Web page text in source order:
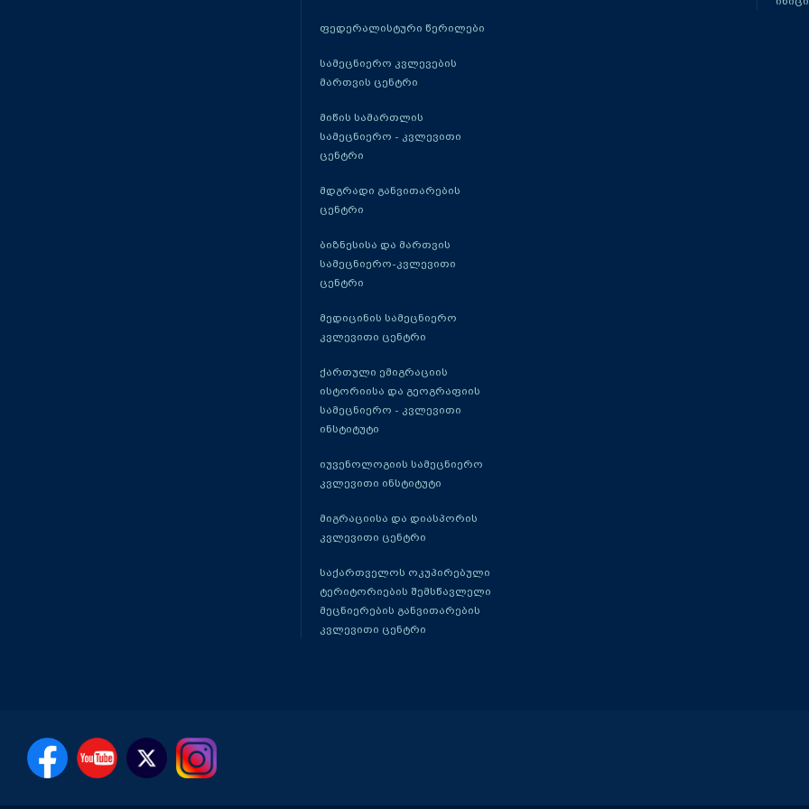
ფედერალისტური წერილები
სამეცნიერო კვლევების
მართვის ცენტრი
მიწის სამართლის
სამეცნიერო - კვლევითი
ცენტრი
მდგრადი განვითარების
ცენტრი
ბიზნესისა და მართვის
სამეცნიერო-კვლევითი
ცენტრი
მედიცინის სამეცნიერო
კვლევითი ცენტრი
ქართული ემიგრაციის
ისტორიისა და გეოგრაფიის
სამეცნიერო - კვლევითი
ინსტიტუტი
იუვენოლოგიის სამეცნიერო
კვლევითი ინსტიტუტი
მიგრაციისა და დიასპორის
კვლევითი ცენტრი
საქართველოს ოკუპირებული
ტერიტორიების შემსწავლელი
მეცნიერების განვითარების
კვლევითი ცენტრი